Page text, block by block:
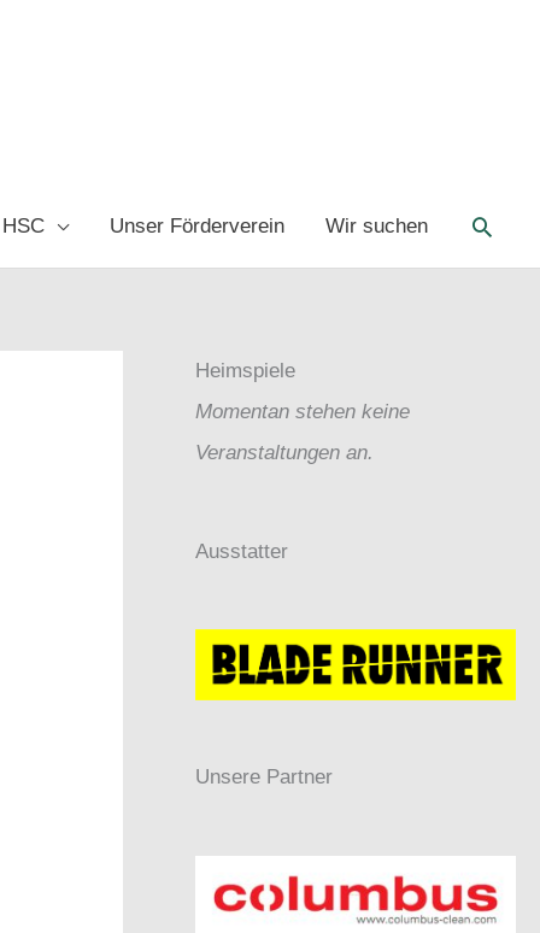
Unser Förderverein Wir suchen
Heimspiele
Momentan stehen keine
Veranstaltungen an.
Ausstatter
Unsere Partner